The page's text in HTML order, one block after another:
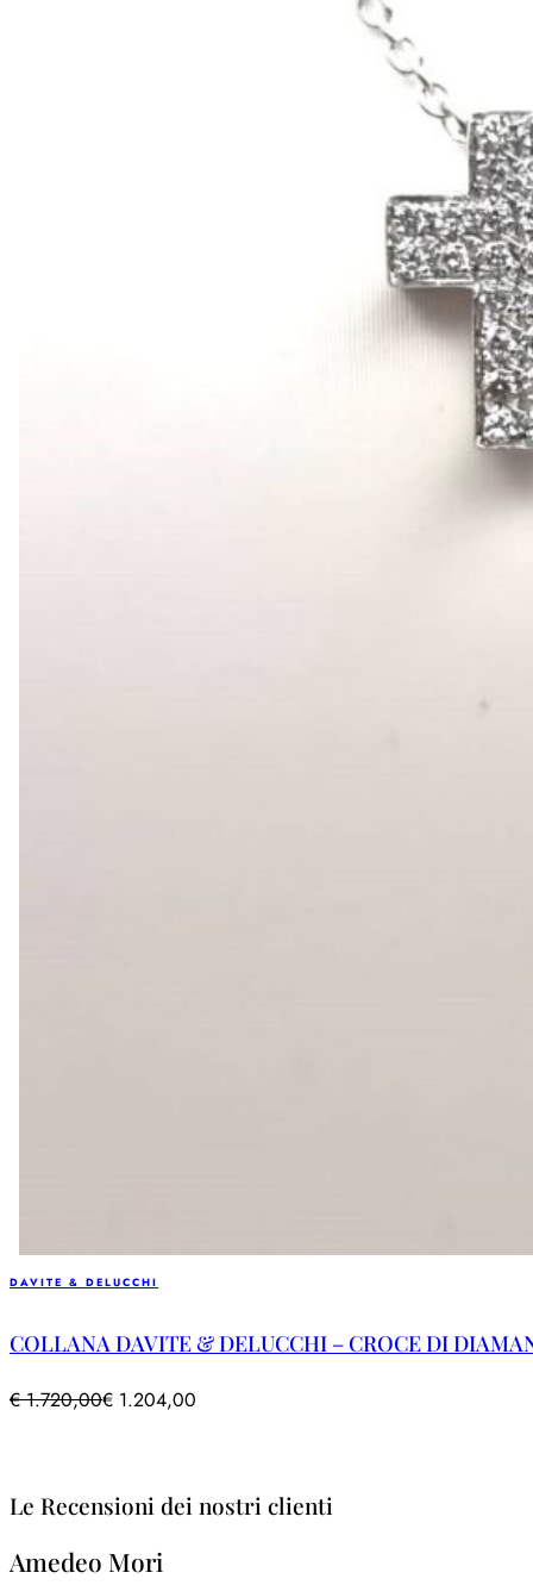
DAVITE & DELUCCHI
COLLANA DAVITE & DELUCCHI – CROCE DI
€1.720,00€ 1.204,00
Le Recensioni dei nostri clienti
Amedeo Mori